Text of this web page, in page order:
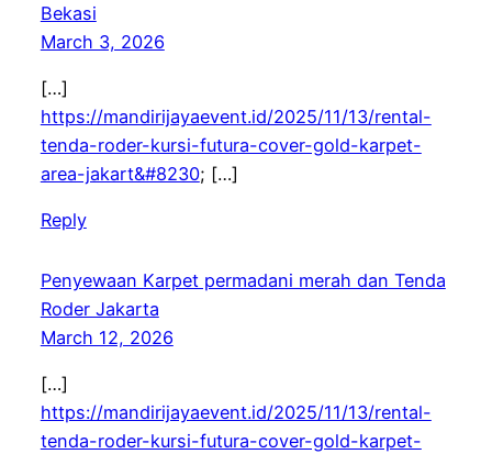
Bekasi
March 3, 2026
[…]
https://mandirijayaevent.id/2025/11/13/rental-
tenda-roder-kursi-futura-cover-gold-karpet-
area-jakart&#8230; […]
Reply
Penyewaan Karpet permadani merah dan Tenda
Roder Jakarta
March 12, 2026
[…]
https://mandirijayaevent.id/2025/11/13/rental-
tenda-roder-kursi-futura-cover-gold-karpet-